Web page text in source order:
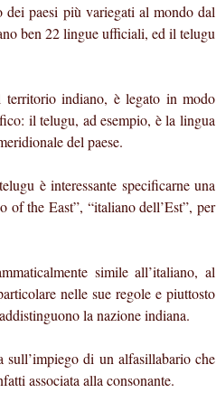
dei paesi più variegati al mondo dal
ben 22 lingue ufficiali, ed il telugu
indiano, è legato in modo
il telugu, ad esempio, è la lingua
del paese.
è interessante specificarne una
of the East”, “italiano dell’Est”, per
simile all’italiano, al
nelle sue regole e piuttosto
la nazione indiana.
di un alfasillabario che
associata alla consonante.